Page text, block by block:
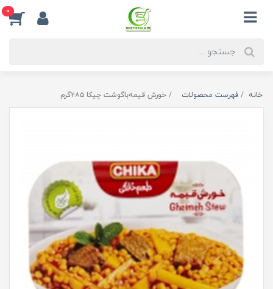
0
خانه فهرست محصولات خورش قیمه‌باگوشت چیکا ۲۸۵گرم